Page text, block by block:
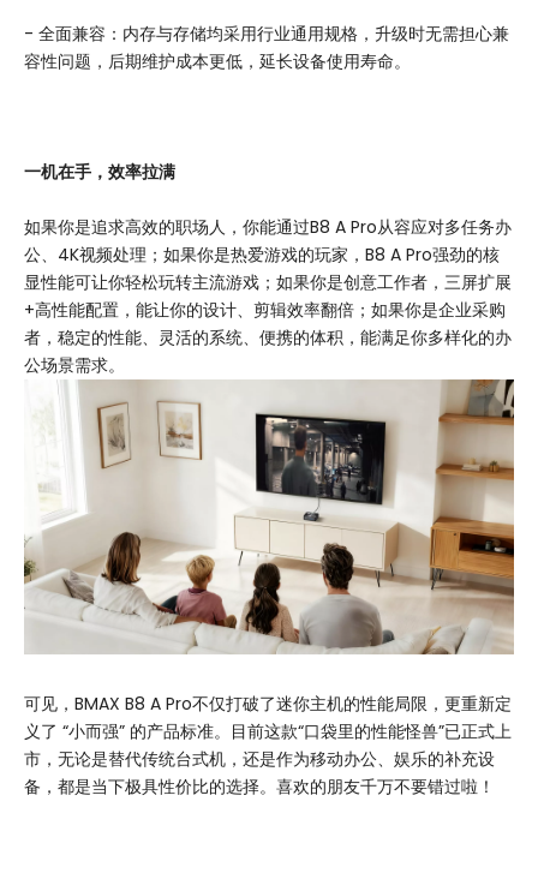
- 全面兼容：内存与存储均采用行业通用规格，升级时无需担心兼
容性问题，后期维护成本更低，延长设备使用寿命。
一机在手，效率拉满
如果你是追求高效的职场人，你能通过B8 A Pro从容应对多任务办
公、4K视频处理；如果你是热爱游戏的玩家，B8 A Pro强劲的核
显性能可让你轻松玩转主流游戏；如果你是创意工作者，三屏扩展
+高性能配置，能让你的设计、剪辑效率翻倍；如果你是企业采购
者，稳定的性能、灵活的系统、便携的体积，能满足你多样化的办
公场景需求。
可见，BMAX B8 A Pro不仅打破了迷你主机的性能局限，更重新定
义了 “小而强” 的产品标准。目前这款“口袋里的性能怪兽”已正式上
市，无论是替代传统台式机，还是作为移动办公、娱乐的补充设
备，都是当下极具性价比的选择。喜欢的朋友千万不要错过啦！